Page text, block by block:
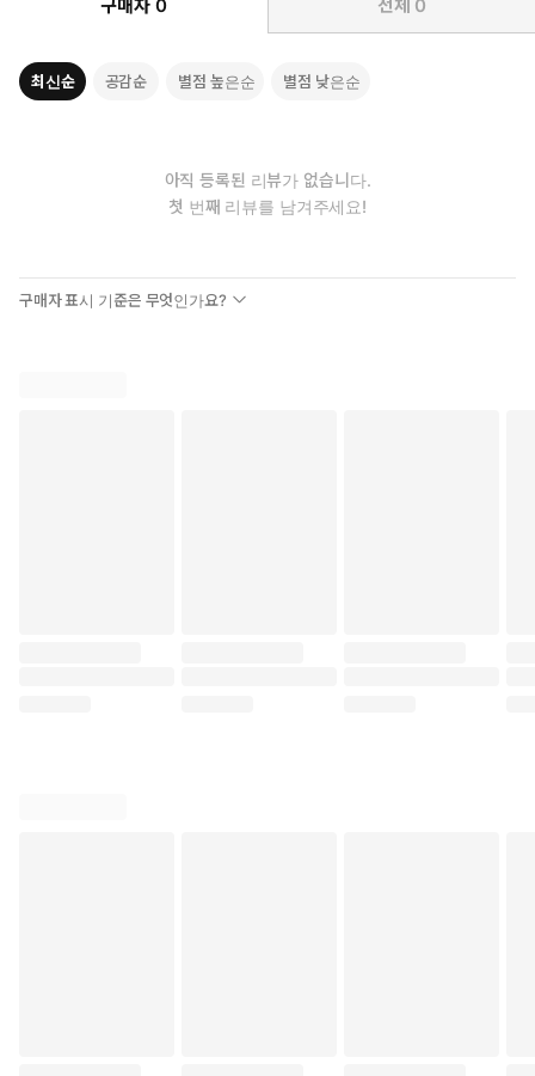
구매자 0 전체 0
최신순 공감순 별점 높은순 별점 낮은순
아직 등록된 리뷰가 없습니다.
첫 번째 리뷰를 남겨주세요!
구매자 표시 기준은 무엇인가요?